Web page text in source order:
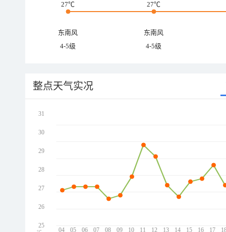
27℃ 27℃
东南风
东南风
4-5级
4-5级
整点天气实况
04 05 06 07 08 09 10 11 12 13 14 15 16 17
31
30
29
28
27
26
25